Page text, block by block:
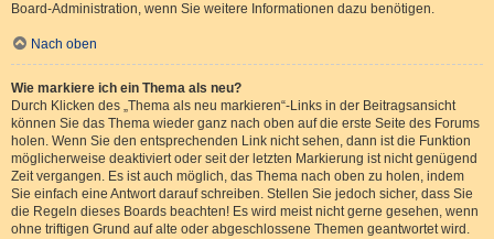
Board-Administration, wenn Sie weitere Informationen dazu benötigen.
Nach oben
Wie markiere ich ein Thema als neu?
Durch Klicken des „Thema als neu markieren“-Links in der Beitragsansicht
können Sie das Thema wieder ganz nach oben auf die erste Seite des Forums
holen. Wenn Sie den entsprechenden Link nicht sehen, dann ist die Funktion
möglicherweise deaktiviert oder seit der letzten Markierung ist nicht genügend
Zeit vergangen. Es ist auch möglich, das Thema nach oben zu holen, indem
Sie einfach eine Antwort darauf schreiben. Stellen Sie jedoch sicher, dass Sie
die Regeln dieses Boards beachten! Es wird meist nicht gerne gesehen, wenn
ohne triftigen Grund auf alte oder abgeschlossene Themen geantwortet wird.